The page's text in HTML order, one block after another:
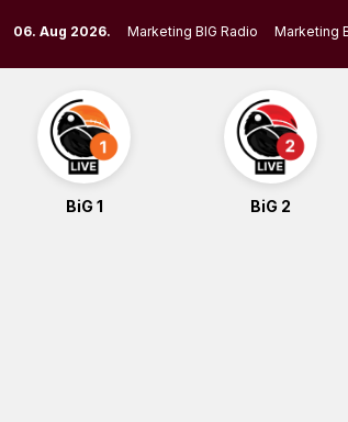
to
content
06. Aug 2026. Marketing BIG Radio Marketing
BiG 1 BiG 2